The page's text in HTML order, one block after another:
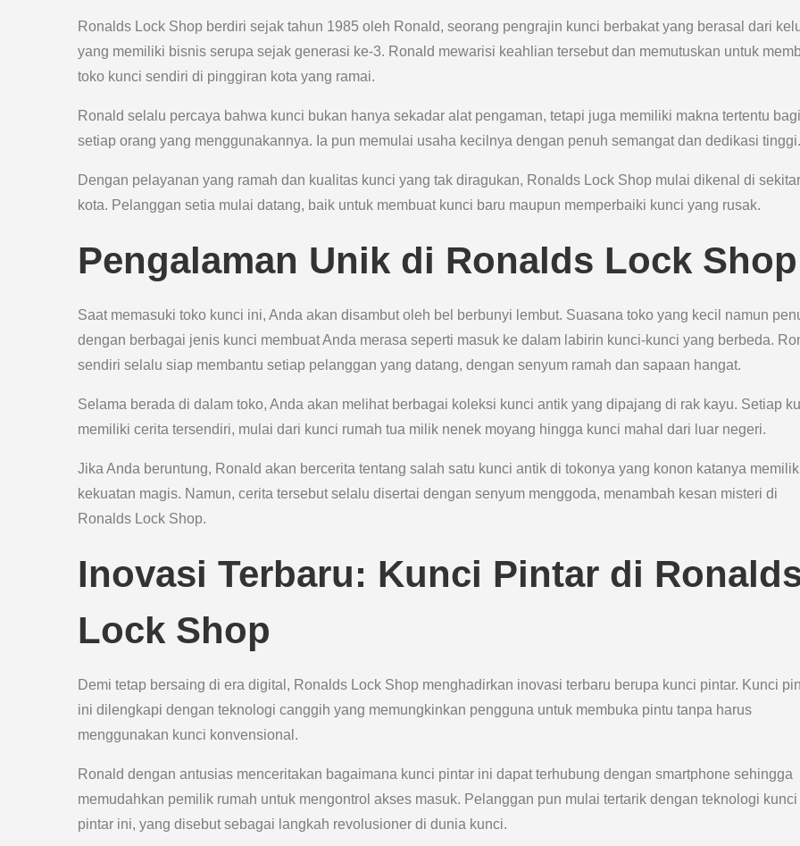
Ronalds Lock Shop berdiri sejak tahun 1985 oleh Ronald, seorang pengrajin kunci berbakat yang berasal dari
yang memiliki bisnis serupa sejak generasi ke-3. Ronald mewarisi keahlian tersebut dan memutuskan untuk
toko kunci sendiri di pinggiran kota yang ramai.
Ronald selalu percaya bahwa kunci bukan hanya sekadar alat pengaman, tetapi juga memiliki makna tertentu bagi
setiap orang yang menggunakannya. Ia pun memulai usaha kecilnya dengan penuh semangat dan dedikasi tinggi.
Dengan pelayanan yang ramah dan kualitas kunci yang tak diragukan, Ronalds Lock Shop mulai dikenal di sekitar
kota. Pelanggan setia mulai datang, baik untuk membuat kunci baru maupun memperbaiki kunci yang rusak.
Pengalaman Unik di Ronalds Lock Shop
Saat memasuki toko kunci ini, Anda akan disambut oleh bel berbunyi lembut. Suasana toko yang kecil namun
dengan berbagai jenis kunci membuat Anda merasa seperti masuk ke dalam labirin kunci-kunci yang berbeda.
sendiri selalu siap membantu setiap pelanggan yang datang, dengan senyum ramah dan sapaan hangat.
Selama berada di dalam toko, Anda akan melihat berbagai koleksi kunci antik yang dipajang di rak kayu. Setiap
memiliki cerita tersendiri, mulai dari kunci rumah tua milik nenek moyang hingga kunci mahal dari luar negeri.
Jika Anda beruntung, Ronald akan bercerita tentang salah satu kunci antik di tokonya yang konon katanya
kekuatan magis. Namun, cerita tersebut selalu disertai dengan senyum menggoda, menambah kesan misteri di
Ronalds Lock Shop.
Inovasi Terbaru: Kunci Pintar di
Lock Shop
Demi tetap bersaing di era digital, Ronalds Lock Shop menghadirkan inovasi terbaru berupa kunci pintar. Kunci
ini dilengkapi dengan teknologi canggih yang memungkinkan pengguna untuk membuka pintu tanpa harus
menggunakan kunci konvensional.
Ronald dengan antusias menceritakan bagaimana kunci pintar ini dapat terhubung dengan smartphone sehingga
memudahkan pemilik rumah untuk mengontrol akses masuk. Pelanggan pun mulai tertarik dengan teknologi kunci
pintar ini, yang disebut sebagai langkah revolusioner di dunia kunci.